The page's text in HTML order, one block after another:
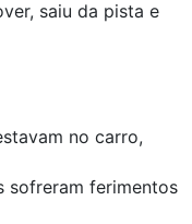
saiu da pista e
no carro,
sofreram ferimentos